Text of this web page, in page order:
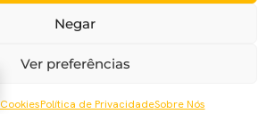
Negar
Ver preferências
Política de PrivacidadeSobre Nós
público casual. “Ele Vem à
face a um vírus altamente contagioso.
desconhecida pede refúgio, estranhos
a acontecer. […]